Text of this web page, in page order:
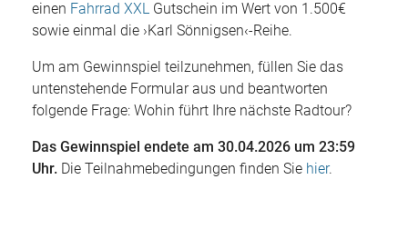
einen Fahrrad XXL Gutschein im Wert von 1.500€
sowie einmal die ›Karl Sönnigsen‹-Reihe.
Um am Gewinnspiel teilzunehmen, füllen Sie das
untenstehende Formular aus und beantworten
folgende Frage: Wohin führt Ihre nächste Radtour?
Das Gewinnspiel endete am 30.04.2026 um 23:59
Uhr. Die Teilnahmebedingungen finden Sie hier.